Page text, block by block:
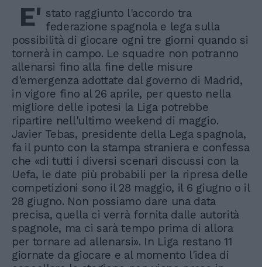
E' stato raggiunto l'accordo tra
federazione spagnola e lega sulla
possibilità di giocare ogni tre giorni quando si
tornerà in campo. Le squadre non potranno
allenarsi fino alla fine delle misure
d'emergenza adottate dal governo di Madrid,
in vigore fino al 26 aprile, per questo nella
migliore delle ipotesi la Liga potrebbe
ripartire nell'ultimo weekend di maggio.
Javier Tebas, presidente della Lega spagnola,
fa il punto con la stampa straniera e confessa
che «di tutti i diversi scenari discussi con la
Uefa, le date più probabili per la ripresa delle
competizioni sono il 28 maggio, il 6 giugno o il
28 giugno. Non possiamo dare una data
precisa, quella ci verrà fornita dalle autorità
spagnole, ma ci sarà tempo prima di allora
per tornare ad allenarsi». In Liga restano 11
giornate da giocare e al momento l'idea di